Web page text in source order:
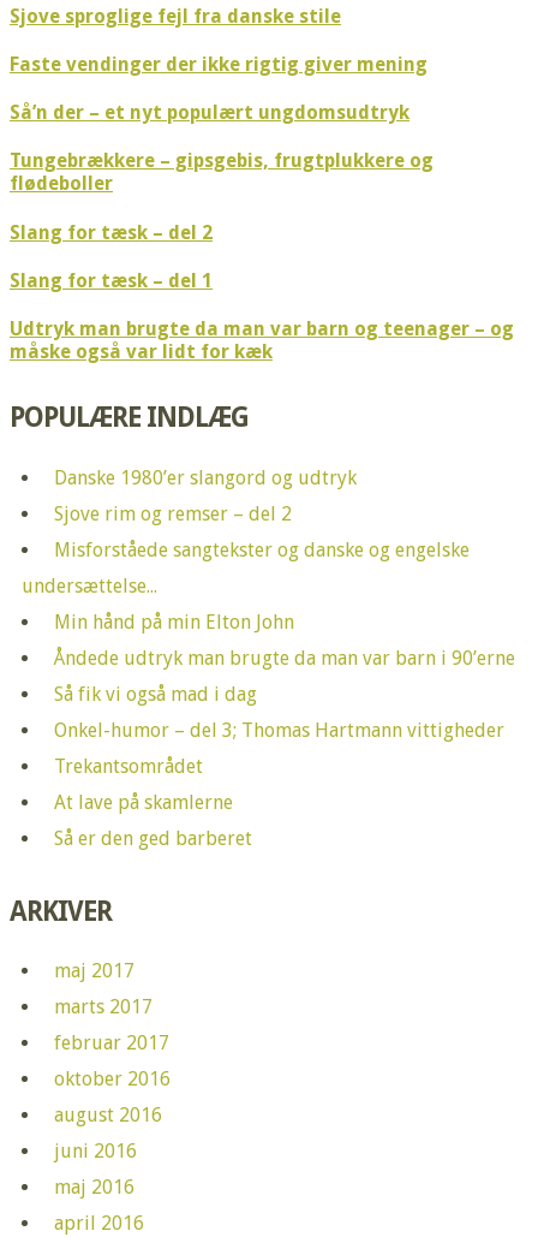
Sjove sproglige fejl fra danske stile
Faste vendinger der ikke rigtig giver mening
Så’n der – et nyt populært ungdomsudtryk
Tungebrækkere – gipsgebis, frugtplukkere og
flødeboller
Slang for tæsk – del 2
Slang for tæsk – del 1
Udtryk man brugte da man var barn og teenager – og
måske også var lidt for kæk
POPULÆRE INDLÆG
Danske 1980’er slangord og udtryk
Sjove rim og remser – del 2
Misforståede sangtekster og danske og engelske
undersættelse...
Min hånd på min Elton John
Åndede udtryk man brugte da man var barn i 90’erne
Så fik vi også mad i dag
Onkel-humor – del 3; Thomas Hartmann vittigheder
Trekantsområdet
At lave på skamlerne
Så er den ged barberet
ARKIVER
maj 2017
marts 2017
februar 2017
oktober 2016
august 2016
juni 2016
maj 2016
april 2016